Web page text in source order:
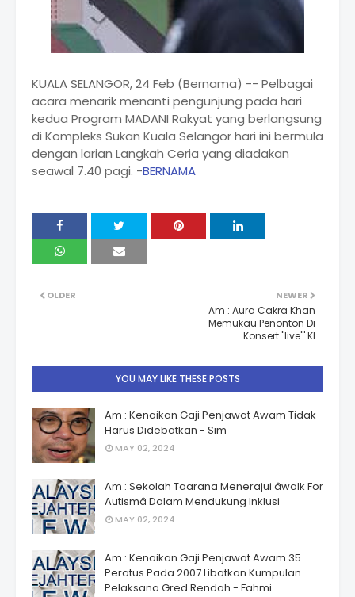
KUALA SELANGOR, 24 Feb (Bernama) -- Pelbagai
acara menarik menanti pengunjung pada hari
kedua Program MADANI Rakyat yang berlangsung
di Kompleks Sukan Kuala Selangor hari ini bermula
dengan larian Langkah Ceria yang diadakan
seawal 7.40 pagi. -BERNAMA
NEWER
Am : Aura Cakra Khan
Memukau Penonton Di
Konsert ''live"' Kl
OLDER
YOU MAY LIKE THESE POSTS
Am : Kenaikan Gaji Penjawat Awam Tidak
Harus Didebatkan - Sim
MAY 02, 2024
Am : Sekolah Taarana Menerajui âwalk For
Autismâ Dalam Mendukung Inklusi
MAY 02, 2024
Am : Kenaikan Gaji Penjawat Awam 35
Peratus Pada 2007 Libatkan Kumpulan
Pelaksana Gred Rendah - Fahmi